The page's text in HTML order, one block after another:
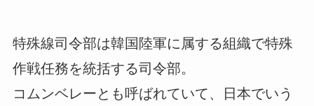
特殊線司令部は韓国陸軍に属する組織で特殊
作戦任務を統括する司令部。
コムンベレーとも呼ばれていて、日本でいう